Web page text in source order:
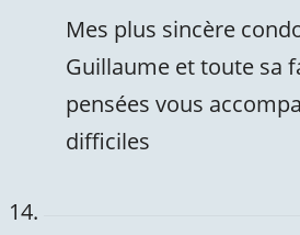
Mes plus sincère
Guillaume et toute sa
pensées vous
difficiles